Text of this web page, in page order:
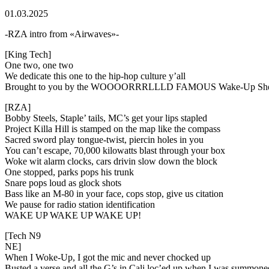
01.03.2025
-RZA intro from «Airwaves»-
[King Tech]
One two, one two
We dedicate this one to the hip-hop culture y’all
Brought to you by the WOOOORRRLLLD FAMOUS Wake-Up
[RZA]
Bobby Steels, Staple’ tails, MC’s get your lips stapled
Project Killa Hill is stamped on the map like the compass
Sacred sword play tongue-twist, piercin holes in you
You can’t escape, 70,000 kilowatts blast through your box
Woke wit alarm clocks, cars drivin slow down the block
One stopped, parks pops his trunk
Snare pops loud as glock shots
Bass like an M-80 in your face, cops stop, give us citation
We pause for radio station identification
WAKE UP WAKE UP WAKE UP!
[Tech N9
NE]
When I Woke-Up, I got the mic and never chocked up